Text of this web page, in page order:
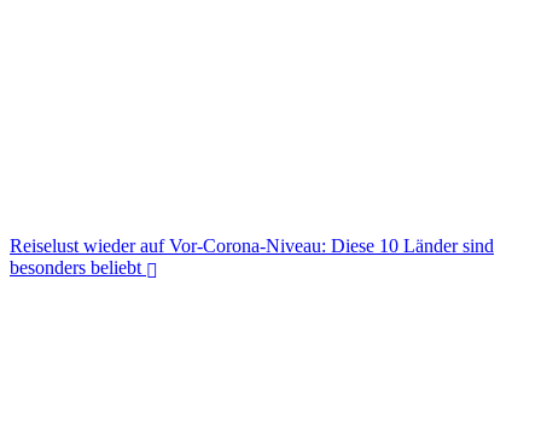
Reiselust wieder auf Vor-Corona-Niveau: Diese 10 Länder sind
besonders beliebt